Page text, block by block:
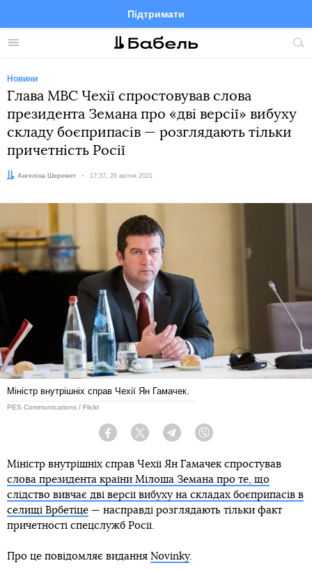
Меню
Підтримати
FacebookTelegramTwitter
Новини
Глава МВС Чехії спростовував слова
президента Земана про «дві версії» вибуху
складу боєприпасів — розглядають тільки
причетність Росії
Автор:
Ангеліна Шеремет Дата:
17:37, 26 квітня 2021
Міністр внутрішніх справ Чехії Ян Гамачек.
PES Communications / Flickr
Facebook Twitter Telegram
Міністр внутрішніх справ Чехії Ян Гамачек спростував
слова президента країни Мілоша Земана про те, що
слідство вивчає дві версії вибуху на складах боєприпасів в
селищі Врбетіце — насправді розглядають тільки факт
причетності спецслужб Росії.
Про це повідомляє видання Novinky.